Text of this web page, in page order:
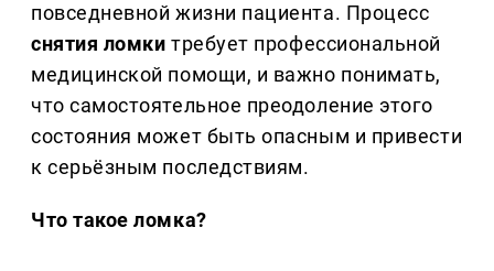
повседневной жизни пациента. Процесс
снятия ломки требует профессиональной
медицинской помощи, и важно понимать,
что самостоятельное преодоление этого
состояния может быть опасным и привести
к серьёзным последствиям.
Что такое ломка?